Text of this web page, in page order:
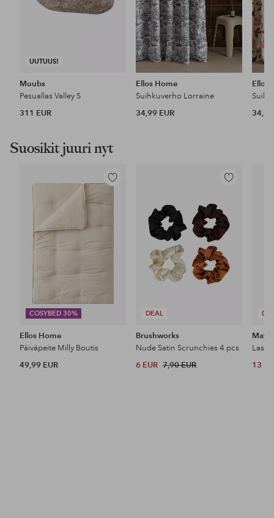
UUTUUS!
Muubs
Pesuallas Valley S
311 EUR
Ellos Home
Suihkuverho Lorraine
34,99 EUR
Ellos
34,99
Suosikit juuri nyt
COSYBED 30%
Lisää
Ellos Home
Päiväpeite Milly Boutis
49,99 EUR
DEAL
Lisää
Brushworks
Nude Satin Scrunchies 4 pcs
6 EUR 7,90 EUR 13